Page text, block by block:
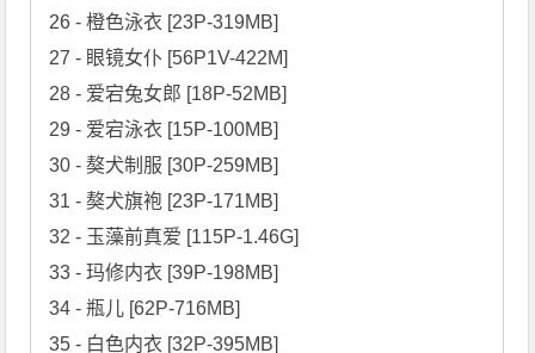
26 - 橙色泳衣 [23P-319MB]
27 - 眼镜女仆 [56P1V-422M]
28 - 爱宕兔女郎 [18P-52MB]
29 - 爱宕泳衣 [15P-100MB]
30 - 獒犬制服 [30P-259MB]
31 - 獒犬旗袍 [23P-171MB]
32 - 玉藻前真爱 [115P-1.46G]
33 - 玛修内衣 [39P-198MB]
34 - 瓶儿 [62P-716MB]
35 - 白色内衣 [32P-395MB]